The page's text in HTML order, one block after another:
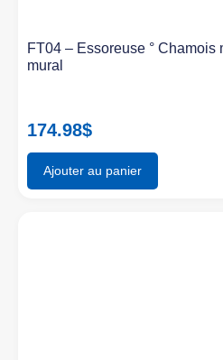
FT04 – Essoreuse °
mural
174.98$
Ajouter au panier